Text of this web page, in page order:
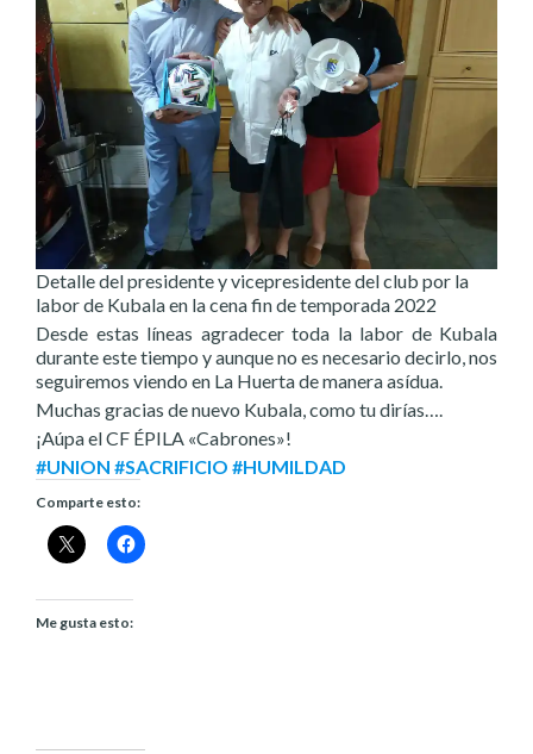
Detalle del presidente y vicepresidente del club por la
labor de Kubala en la cena fin de temporada 2022
Desde estas líneas agradecer toda la labor de Kubala
durante este tiempo y aunque no es necesario decirlo, nos
seguiremos viendo en La Huerta de manera asídua.
Muchas gracias de nuevo Kubala, como tu dirías….
¡Aúpa el CF ÉPILA «Cabrones»!
#UNION #SACRIFICIO #HUMILDAD
Comparte esto:
Me gusta esto: